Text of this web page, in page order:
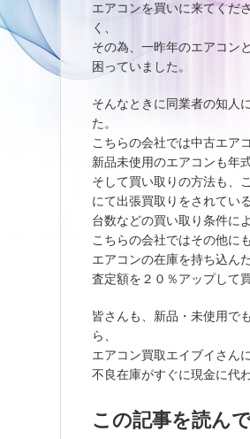
エアコンを買いに来てくだ
く、
その為、一昨年のエアコン
困っていました。
そんなときに同業者の知人
た。
こちらの会社では中古エア
新品未使用のエアコンも年
そして買い取りの方法も、
にて出張買取りをされてい
台数などの買い取り条件に
こちらの会社ではその他に
エアコンの在庫を持ち込ん
査定額を２０％アップして
皆さんも、新品・未使用で
ら、
エアコン買取エイブイさん
不良在庫がすぐに現金に代
この記事を読ん